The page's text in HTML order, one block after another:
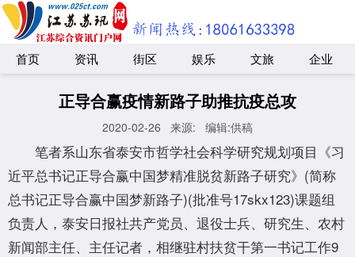
首页 资讯 街区 娱乐 文旅 企业
正导合赢疫情新路子助推抗疫总攻
2020-02-26 来源: 编辑:供稿
笔者系山东省泰安市哲学社会科学研究规划项目《习
近平总书记正导合赢中国梦精准脱贫新路子研究》(简称
总书记正导合赢中国梦新路子)(批准号17skx123)课题组
负责人，泰安日报社共产党员、退役士兵、研究生、农村
新闻部主任、主任记者，相继驻村扶贫干第一书记工作9